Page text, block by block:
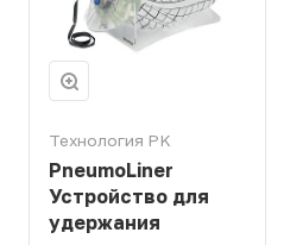
Технология PK
PneumoLiner
Устройство для
удержания